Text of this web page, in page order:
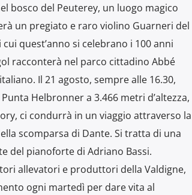
bosco del Peuterey, un luogo magico
un pregiato e raro violino Guarneri del
quest’anno si celebrano i 100 anni
racconterà nel parco cittadino Abbé
Il 21 agosto, sempre alle 16.30,
Helbronner a 3.466 metri d’altezza,
ci condurrà in un viaggio attraverso la
scomparsa di Dante. Si tratta di una
del pianoforte di Adriano Bassi.
allevatori e produttori della Valdigne,
ogni martedì per dare vita al